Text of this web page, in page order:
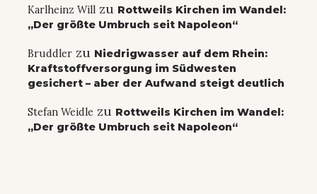
Karlheinz Will zu Rottweils Kirchen im Wandel:
„Der größte Umbruch seit Napoleon“
Bruddler zu Niedrigwasser auf dem Rhein:
Kraftstoffversorgung im Südwesten
gesichert – aber der Aufwand steigt deutlich
Stefan Weidle zu Rottweils Kirchen im Wandel:
„Der größte Umbruch seit Napoleon“